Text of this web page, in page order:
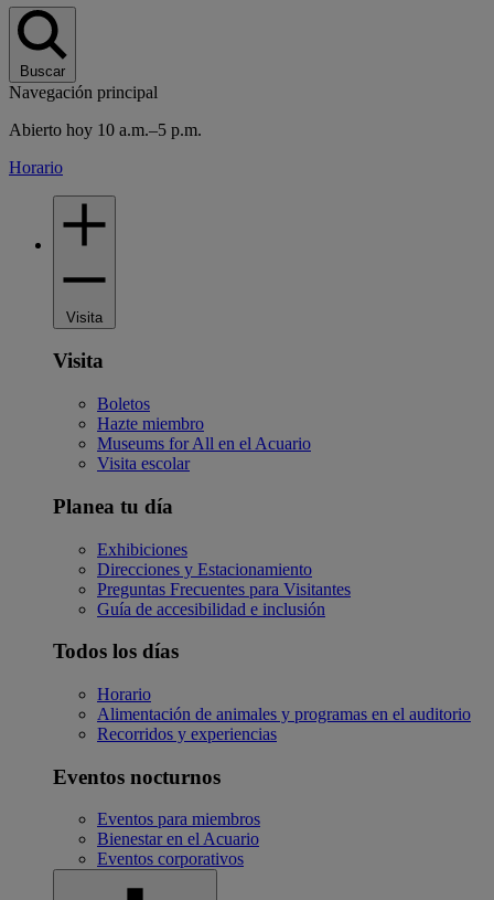
Buscar
Navegación principal
Abierto hoy 10 a.m.–5 p.m.
Horario
Visita
Visita
Boletos
Hazte miembro
Museums for All en el Acuario
Visita escolar
Planea tu día
Exhibiciones
Direcciones y Estacionamiento
Preguntas Frecuentes para Visitantes
Guía de accesibilidad e inclusión
Todos los días
Horario
Alimentación de animales y programas en el auditorio
Recorridos y experiencias
Eventos nocturnos
Eventos para miembros
Bienestar en el Acuario
Eventos corporativos